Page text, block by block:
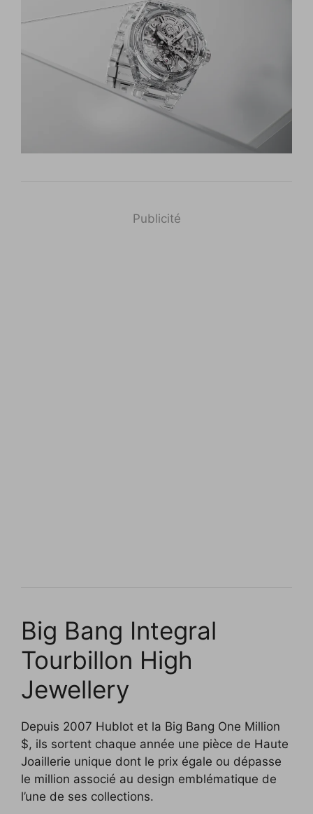
Publicité
Big Bang Integral
Tourbillon High
Jewellery
Depuis 2007 Hublot et la Big Bang One Million
$, ils sortent chaque année une pièce de Haute
Joaillerie unique dont le prix égale ou dépasse
le million associé au design emblématique de
l’une de ses collections.